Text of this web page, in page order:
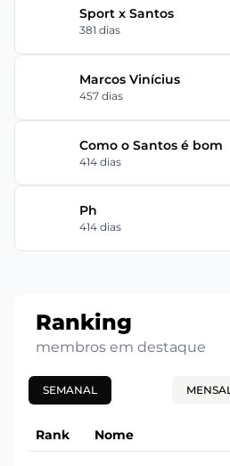
Sport x Santos
381 dias
Marcos Vinícius
457 dias
Como o Santos é bom
414 dias
Ph
414 dias
Ranking
membros em destaque
SEMANAL MENSAL
Rank Nome